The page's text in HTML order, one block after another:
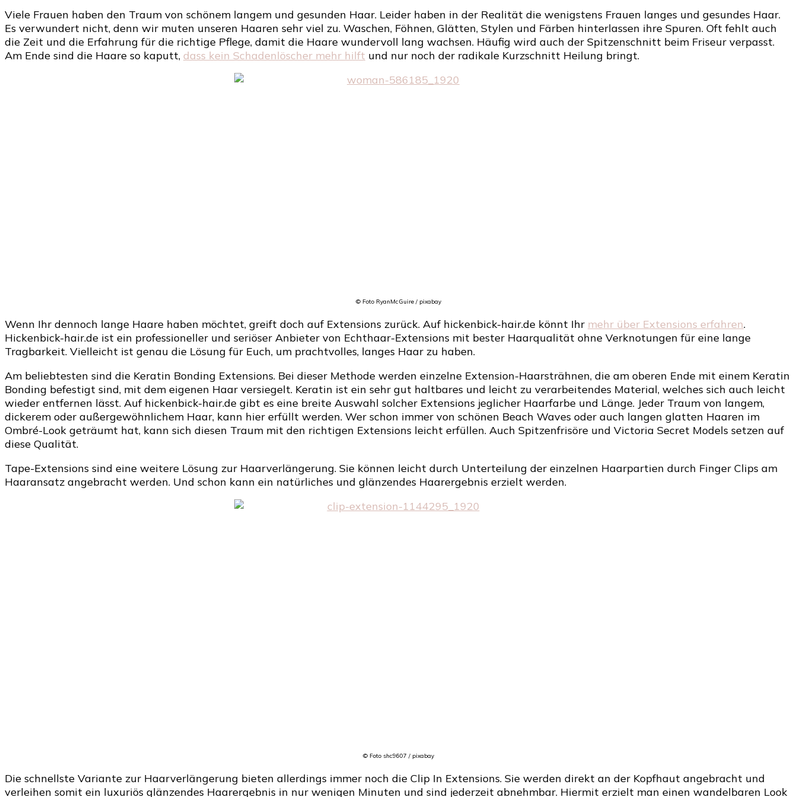
–
So
hat
jede
Viele Frauen haben den Traum von schönem langem und gesunden Haar. Leider haben in der Realität die wenigstens Frauen langes und gesundes Haar.
Es verwundert nicht, denn wir muten unseren Haaren sehr viel zu. Waschen, Föhnen, Glätten, Stylen und Färben hinterlassen ihre Spuren. Oft fehlt auch
die Zeit und die Erfahrung für die richtige Pflege, damit die Haare wundervoll lang wachsen. Häufig wird auch der Spitzenschnitt beim Friseur verpasst.
Am Ende sind die Haare so kaputt, dass kein Schadenlöscher mehr hilft und nur noch der radikale Kurzschnitt Heilung bringt.
© Foto RyanMcGuire / pixabay
Wenn Ihr dennoch lange Haare haben möchtet, greift doch auf Extensions zurück. Auf hickenbick-hair.de könnt Ihr mehr über Extensions erfahren.
Hickenbick-hair.de ist ein professioneller und seriöser Anbieter von Echthaar-Extensions mit bester Haarqualität ohne Verknotungen für eine lange
Tragbarkeit. Vielleicht ist genau die Lösung für Euch, um prachtvolles, langes Haar zu haben.
Am beliebtesten sind die Keratin Bonding Extensions. Bei dieser Methode werden einzelne Extension-Haarsträhnen, die am oberen Ende mit einem Keratin
Bonding befestigt sind, mit dem eigenen Haar versiegelt. Keratin ist ein sehr gut haltbares und leicht zu verarbeitendes Material, welches sich auch leicht
wieder entfernen lässt. Auf hickenbick-hair.de gibt es eine breite Auswahl solcher Extensions jeglicher Haarfarbe und Länge. Jeder Traum von langem,
dickerem oder außergewöhnlichem Haar, kann hier erfüllt werden. Wer schon immer von schönen Beach Waves oder auch langen glatten Haaren im
Ombré-Look geträumt hat, kann sich diesen Traum mit den richtigen Extensions leicht erfüllen. Auch Spitzenfrisöre und Victoria Secret Models setzen auf
diese Qualität.
Tape-Extensions sind eine weitere Lösung zur Haarverlängerung. Sie können leicht durch Unterteilung der einzelnen Haarpartien durch Finger Clips am
Haaransatz angebracht werden. Und schon kann ein natürliches und glänzendes Haarergebnis erzielt werden.
© Foto shc9607 / pixabay
Die schnellste Variante zur Haarverlängerung bieten allerdings immer noch die Clip In Extensions. Sie werden direkt an der Kopfhaut angebracht und
verleihen somit ein luxuriös glänzendes Haarergebnis in nur wenigen Minuten und sind jederzeit abnehmbar. Hiermit erzielt man einen wandelbaren Look